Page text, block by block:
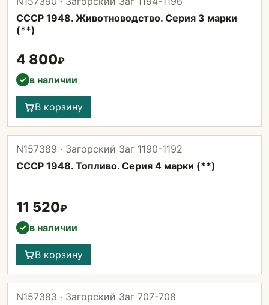
СССР 1948. Животноводство. Серия 3 марки
(**)
4 800₽
✓ в наличии
В корзину
N157389 · Загорский Заг 1190-1192
СССР 1948. Топливо. Серия 4 марки (**)
11 520₽
✓ в наличии
В корзину
N157383 · Загорский Заг 707-708